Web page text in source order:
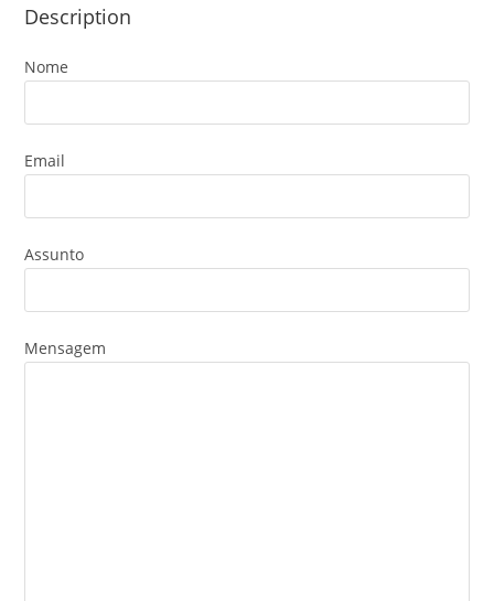
Description
Nome
Email
Assunto
Mensagem